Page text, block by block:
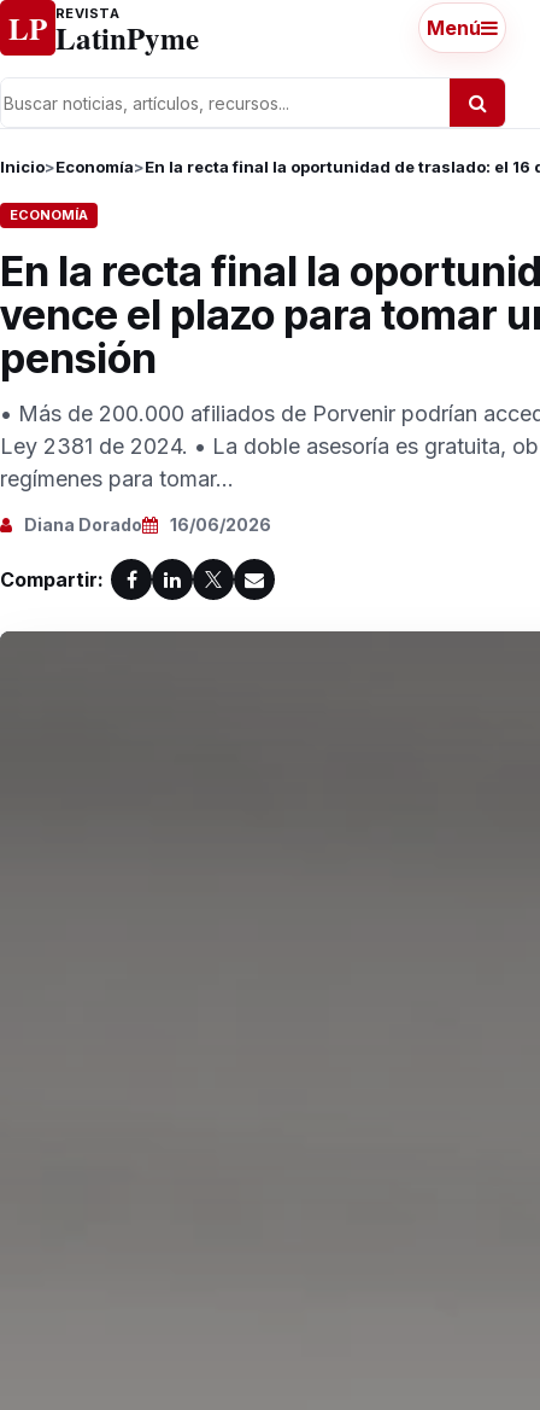
Ir al contenido
LP REVISTA
LatinPyme Menú
Inicio>Economía>En la recta final la oportunidad de traslado: el
ECONOMÍA
En la recta final la
vence el plazo para tomar
pensión
• Más de 200.000 afiliados de Porvenir podrían
Ley 2381 de 2024. • La doble asesoría es gratuita,
regímenes para tomar...
Diana Dorado 16/06/2026
Compartir: